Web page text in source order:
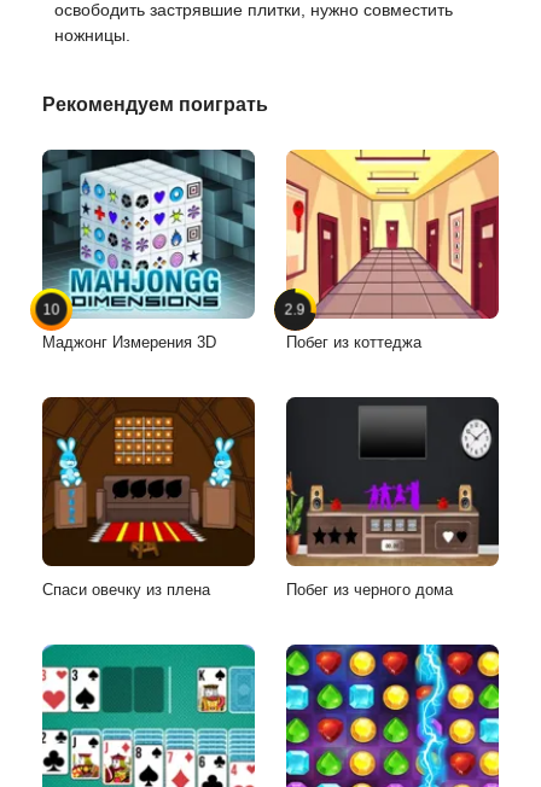
освободить застрявшие плитки, нужно совместить
ножницы.
Рекомендуем поиграть
10
Маджонг Измерения 3D
2.9
Побег из коттеджа
Спаси овечку из плена Побег из черного дома